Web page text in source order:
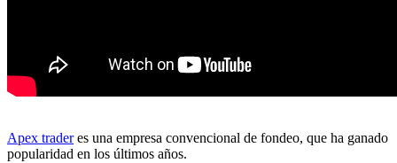
Apex traderes una empresa convencional de fondeo, que ha ganado
popularidad en los últimos años.